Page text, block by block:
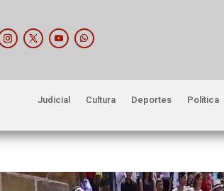
Judicial Cultura Deportes Política